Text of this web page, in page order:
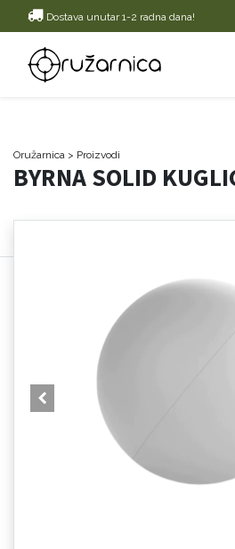
Dostava unutar 1-2 radna dana!
Oružarnica > Proizvodi
BYRNA SOLID